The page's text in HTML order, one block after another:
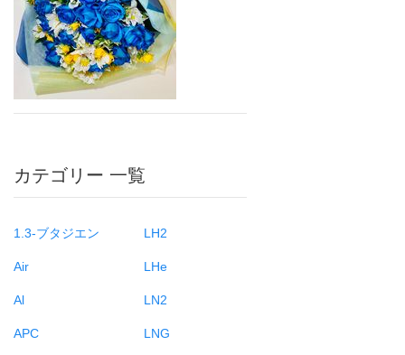
カテゴリー 一覧
1.3-ブタジエン
Air
Al
APC
LH2
LHe
LN2
LNG